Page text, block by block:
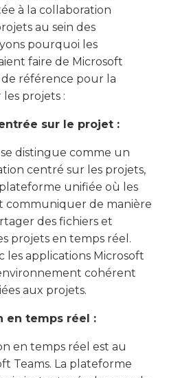
à la collaboration
au sein des
pourquoi les
faire de Microsoft
référence pour la
projets :
sur le projet :
distingue comme un
centré sur les projets,
unifiée où les
communiquer de manière
des fichiers et
projets en temps réel.
les applications Microsoft
cohérent
aux projets.
en temps réel :
en temps réel est au
Teams. La plateforme